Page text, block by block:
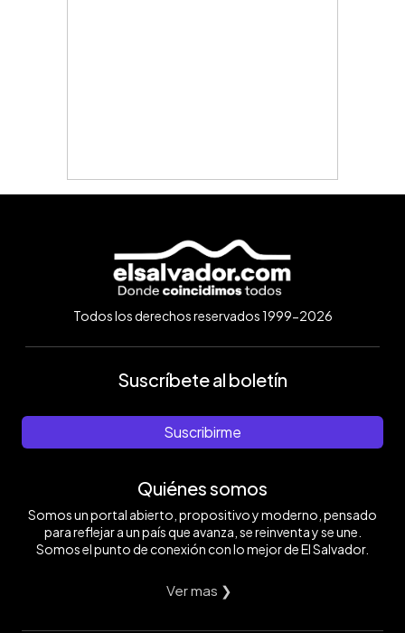
Todos los derechos reservados 1999-2026
Suscríbete al boletín
Suscribirme
Quiénes somos
Somos un portal abierto, propositivo y moderno, pensado
para reflejar a un país que avanza, se reinventa y se une.
Somos el punto de conexión con lo mejor de El Salvador.
Ver mas ❯